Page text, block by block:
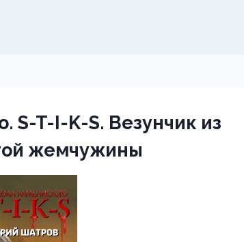
S-T-I-K-S. Везунчик из
жемчужины